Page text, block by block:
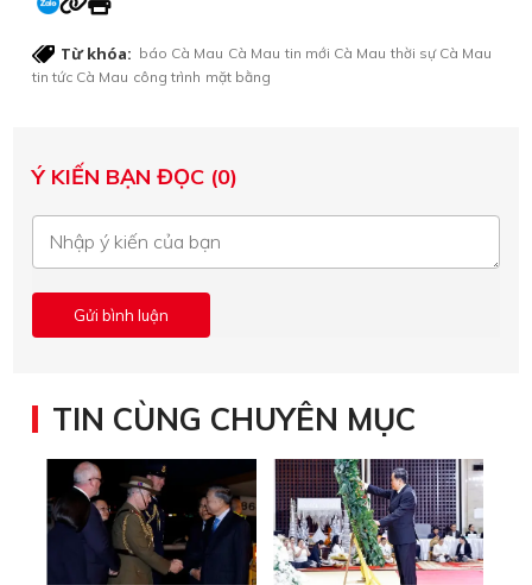
Từ khóa: báo Cà Mau Cà Mau tin mới Cà Mau thời sự Cà Mau
tin tức Cà Mau công trình mặt bằng
Ý KIẾN BẠN ĐỌC (0)
TIN CÙNG CHUYÊN MỤC